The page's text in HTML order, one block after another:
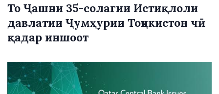
То Ҷашни 35-солагии Истиқлоли
давлатии Ҷумҳурии Тоҷикистон чӣ
қадар иншоот